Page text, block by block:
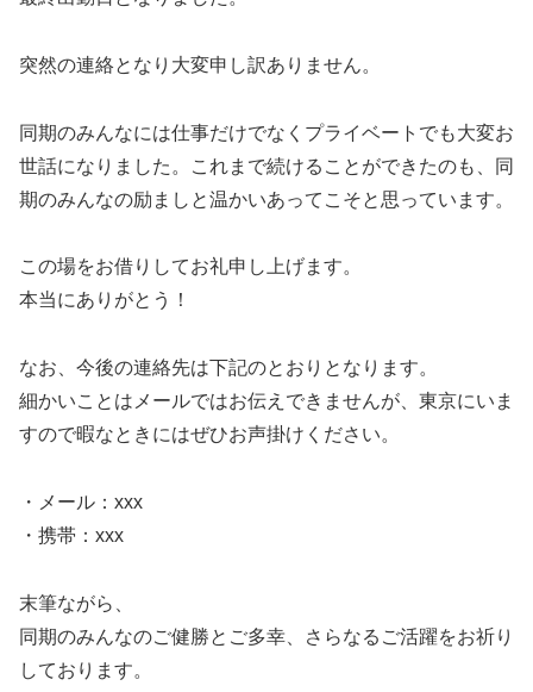
突然の連絡となり大変申し訳ありません。
同期のみんなには仕事だけでなくプライベートでも大変お
世話になりました。これまで続けることができたのも、同
期のみんなの励ましと温かいあってこそと思っています。
この場をお借りしてお礼申し上げます。
本当にありがとう！
なお、今後の連絡先は下記のとおりとなります。
細かいことはメールではお伝えできませんが、東京にいま
すので暇なときにはぜひお声掛けください。
・メール：xxx
・携帯：xxx
末筆ながら、
同期のみんなのご健勝とご多幸、さらなるご活躍をお祈り
しております。